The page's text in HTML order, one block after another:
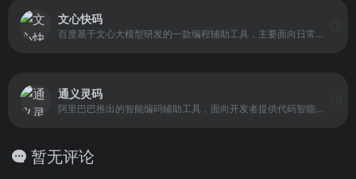
文心快码
百度基于文心大模型研发的一款编程辅助工具，主要面向日常开发与工程实践场景。它通过理解代码上下文和开发意图，为开发者提供自动代码生成、单元测试生成、代码注释生成以及编程相关的智能问答能力。
通义灵码
阿里巴巴推出的智能编码辅助工具，面向开发者提供代码智能生成、智能问答、多文件修改与编程智能体等能力。它的定位是提升研发效率与体验，帮助开发者在需求到代码的过程中减少重复劳动与沟通成本。
暂无评论